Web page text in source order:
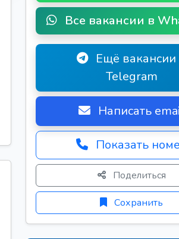
Все вакансии в
Ещё вакансии
Telegram
Написать
Показать
Поделиться
Сохранить